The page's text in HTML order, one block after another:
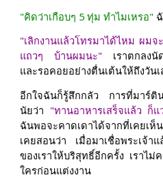
"คิดว่าเกือบๆ 5 ทุ่ม ทำไมเหรอ"
"เลิกงานแล้วโทรมาได้ไหม ผมจ
แถวๆ บ้านผมนะ" เราตกลงนั
และรอคอยอย่างตื่นเต้นให้ถึงวันเ
อีกใจฉันก็รู้สึกกลัว การที่มาร์ติ
นัยว่า "ทานอาหารเสร็จแล้ว ก็แ
ฉันพอจะคาดเดาได้จากที่เคยเ
เคยสอนว่า เมื่อมาเชื่อพระเจ้า
ของเราให้บริสุทธิ์อีกครั้ง เราไ
ใครก่อนแต่งงาน